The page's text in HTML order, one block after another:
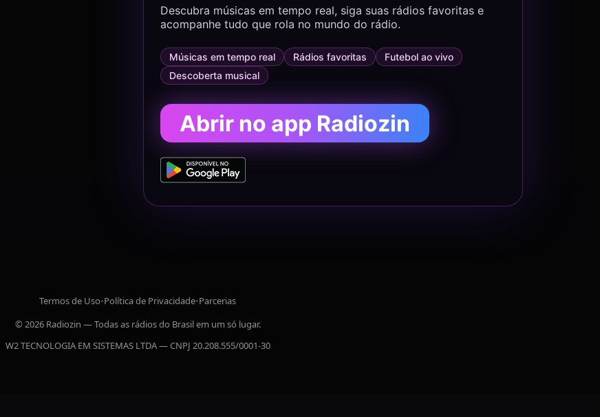
Descubra músicas em tempo real, siga suas rádios favoritas e
acompanhe tudo que rola no mundo do rádio.
Músicas em tempo real Rádios favoritas
Futebol ao vivo
Descoberta musical
Abrir no app Radiozin
Termos de Uso•Política de Privacidade•Parcerias
© 2026 Radiozin — Todas as rádios do Brasil em um só lugar.
W2 TECNOLOGIA EM SISTEMAS LTDA — CNPJ 20.208.555/0001-30